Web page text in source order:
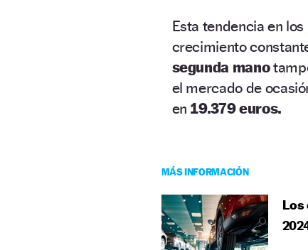
Esta tendencia en
crecimiento
segunda mano
el mercado de
en 19.379 euros.
MÁS INFORMACIÓN
Los